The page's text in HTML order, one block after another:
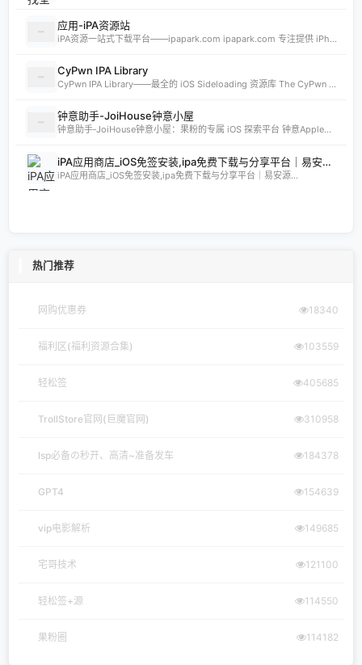
应用-iPA资源站
iPA资源一站式下载平台——ipapark.com ipapark.com 专注提供 iPhone、iPad、iPod 软体的 IPA 文件下载服务，覆盖 iOS4 至 iOS16 全系统版本，满足不同机型的用户需求。无论是正版砸壳、开心版软件，还是越狱插件、免费证书，都可在本站快速获取。 核心优势 **全网最全 ip
CyPwn IPA Library
CyPwn IPA Library——最全的 iOS Sideloading 资源库 The CyPwn IPA Library is the most complete sideloading library available for iOS devices. 这里聚合了海量 IPA 包，覆盖 Jailbreak
钟意助手-JoiHouse钟意小屋
钟意助手‑JoiHouse钟意小屋：果粉的专属 iOS 探索平台 钟意Apple助手（JoiHouse钟意小屋）致力于为 iPhone、iPad 用户提供最新、最全的 iOS 资源与实用技巧。这里汇聚了巨魔商店TrollStore、系统定制、越狱JailBreak等热门内容，让每一位果粉都能轻松玩转 iOS 的无限可能
iPA应用商店_iOS免签安装,ipa免费下载与分享平台｜易安源&酷卡软件
iPA应用商店_iOS免签安装,ipa免费下载与分享平台｜易安源...
热门推荐
网购优惠券 18340
福利区(福利资源合集) 103559
轻松签 405685
TrollStore官网(巨魔官网) 310958
lsp必备の秒开、高清~准备发车 184378
GPT4 154639
vip电影解析 149685
宅哥技术 121100
轻松签+源 114550
果粉圈 114182